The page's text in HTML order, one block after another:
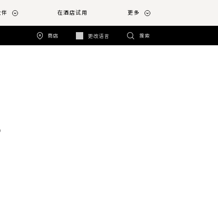
在酒店试用 更多
商店 更改语言 搜索